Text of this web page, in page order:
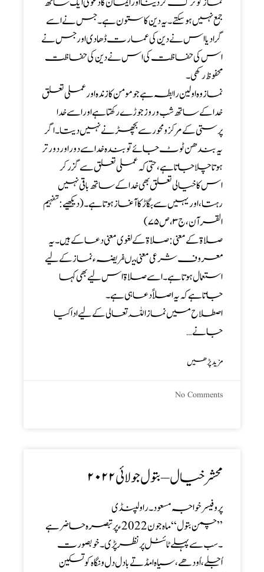
جمع نہیں ہو سکتے۔ یہ دین کا ستون ہے۔ جس نے اسے
گرا دیا اس نے دین کی عمارت ڈھا دی اور جس نے
اس کی حفاظت کی اس نے دین کی حفاظت
محفوظ رکھی۔
نماز وہ اولین رابطہ ہے جو مومن کا زندہ اور عملی تعلق
خدا کے ساتھ شب و روز جوڑے رکھتا ہے اور اسے خدا
پرستی کے مرکز ومحور سے بچھڑنے نہیں دیتا۔ اگر
یہ بندھن ٹوٹ جائے تو بندہ خدا سے دور اور دور تر
ہوتا چلا جاتا ہے، حتی کہ عملی تعلق سے گزر کر
اس کا خیالی تعلق بھی خدا کے ساتھ باقی نہیں
رہتا، اور یہیں سے بگاڑ کا آغاز ہوتا ہے۔ (دیکھیے: تفہیم
القرآن، ج۳،ص۷۵)
صلاۃ کے معنی: صلاۃ کے لغوی معنی دعا کے ہیں۔یہ
معروف شرعی معنی میںفریضہء نماز کے لیے
استعمال ہوتا ہے۔اسے صلاۃ اس لیے بھی کہا
جاتا ہے کہ یہ اصلاً دعا ہی ہے۔
اصطلاح میں نماز اللہ تعالی کے لیے ادا کیا
جانے…
مزید پڑھیں
No Comments
محشر خیال – بتول جولائی۲۰۲۲
پروفیسر خواجہ مسعود ۔راولپنڈی
’’ چمن بتول‘‘ ماہ جون 2022ء پر تبصرہ حاضر ہے
۔ سب سے پہلے ٹائٹل پر نظر پڑی ۔ خوبصورت
اُجلے ،اُودھے، سیاہ امڈتے بادل دل و نگاہ کو تسکین